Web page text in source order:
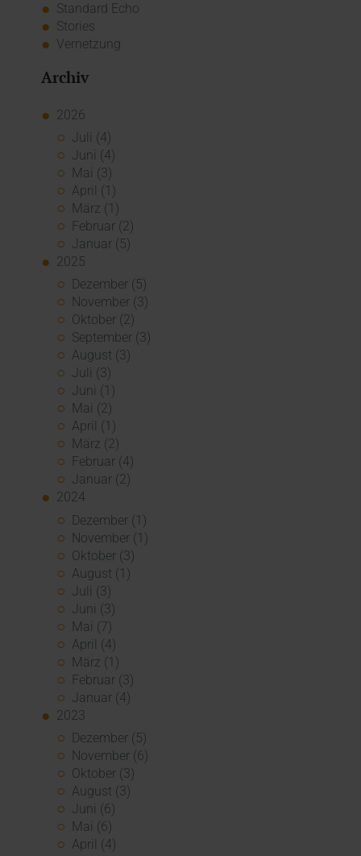
Standard Echo
Stories
Vernetzung
Archiv
2026
Juli (4)
Juni (4)
Mai (3)
April (1)
März (1)
Februar (2)
Januar (5)
2025
Dezember (5)
November (3)
Oktober (2)
September (3)
August (3)
Juli (3)
Juni (1)
Mai (2)
April (1)
März (2)
Februar (4)
Januar (2)
2024
Dezember (1)
November (1)
Oktober (3)
August (1)
Juli (3)
Juni (3)
Mai (7)
April (4)
März (1)
Februar (3)
Januar (4)
2023
Dezember (5)
November (6)
Oktober (3)
August (3)
Juni (6)
Mai (6)
April (4)